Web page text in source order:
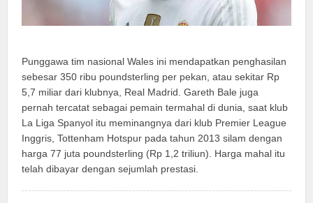
Punggawa tim nasional Wales ini mendapatkan penghasilan
sebesar 350 ribu poundsterling per pekan, atau sekitar Rp
5,7 miliar dari klubnya, Real Madrid. Gareth Bale juga
pernah tercatat sebagai pemain termahal di dunia, saat klub
La Liga Spanyol itu meminangnya dari klub Premier League
Inggris, Tottenham Hotspur pada tahun 2013 silam dengan
harga 77 juta poundsterling (Rp 1,2 triliun). Harga mahal itu
telah dibayar dengan sejumlah prestasi.